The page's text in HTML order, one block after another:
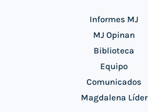
Informes MJ
MJ Opinan
Biblioteca
Equipo
Comunicados
Magdalena Líder